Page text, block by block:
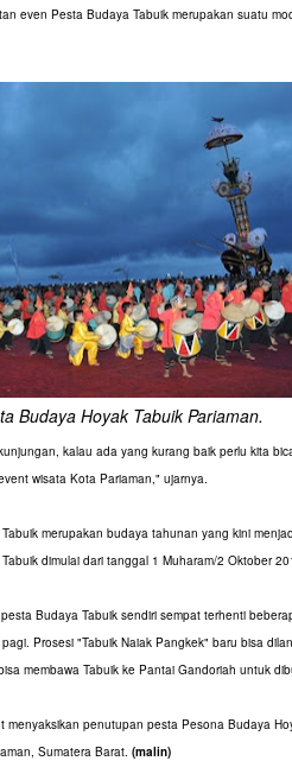
even Pesta Budaya Tabuik merupakan suatu
Budaya Hoyak Tabuik Pariaman.
kalau ada yang kurang baik perlu kita
wisata Kota Pariaman," ujarnya.
merupakan budaya tahunan yang kini
dimulai dari tanggal 1 Muharam/2 Oktober
Budaya Tabuik sendiri sempat terhenti
Prosesi "Tabuik Naiak Pangkek" baru bisa
membawa Tabuik ke Pantai Gandoriah untuk
menyaksikan penutupan pesta Pesona Budaya
Sumatera Barat. (malin)